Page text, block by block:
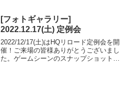
ております。フォトアルバムをみる
(Google...
[フォトギャラリー]
2022.12.17(土) 定例会
2022/12/17(土)はHQリロード定例会を開
催！ご来場の皆様ありがとうございまし
た。ゲームシーンのスナップショットを